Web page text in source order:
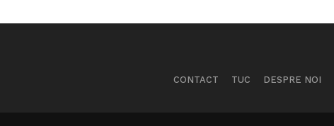
CONTACT TUC DESPRE NOI